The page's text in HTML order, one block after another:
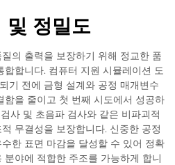
및 정밀도
의 출력을 보장하기 위해 정교한 품
합니다. 컴퓨터 지원 시뮬레이션 도
기 전에 금형 설계와 공정 매개변수
함을 줄이고 첫 번째 시도에서 성공하
사 및 초음파 검사와 같은 비파괴적
무결성을 보장합니다. 신중한 공정
한 표면 마감을 달성할 수 있어 정확
야에 적합한 주조를 가능하게 합니